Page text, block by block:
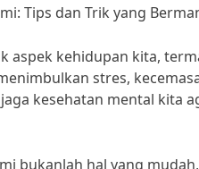
Tips dan Trik yang
aspek kehidupan kita,
stres,
kesehatan mental kita
bukanlah hal yang